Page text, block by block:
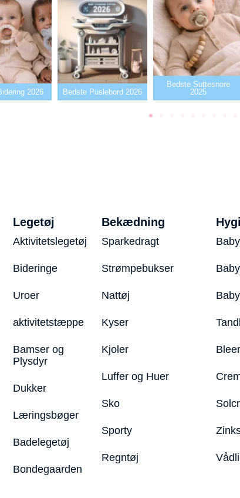
Bedste Puslebord 2026
Bedste Suttesnore
2025
Bedste
Legetøj
Aktivitetslegetøj
Bideringe
Uroer
aktivitetstæppe
Bamser og
Plysdyr
Dukker
Læringsbøger
Badelegetøj
Bondegaarden
Bekædning
Sparkedragt
Strømpebukser
Nattøj
Kyser
Kjoler
Luffer og Huer
Sko
Sporty
Regntøj
Bleer